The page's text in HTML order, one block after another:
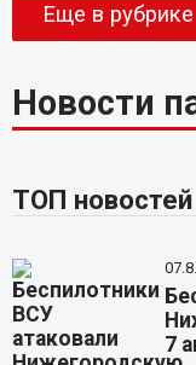
Еще в рубрике
Новости
ТОП новостей
7